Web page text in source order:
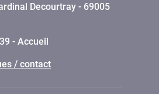
Decourtray - 69005
- Accueil
/ contact